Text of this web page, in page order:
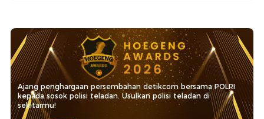
Ajang penghargaan persembahan detikcom bersama POLRI
kepada sosok polisi teladan. Usulkan polisi teladan di
sekitarmu!